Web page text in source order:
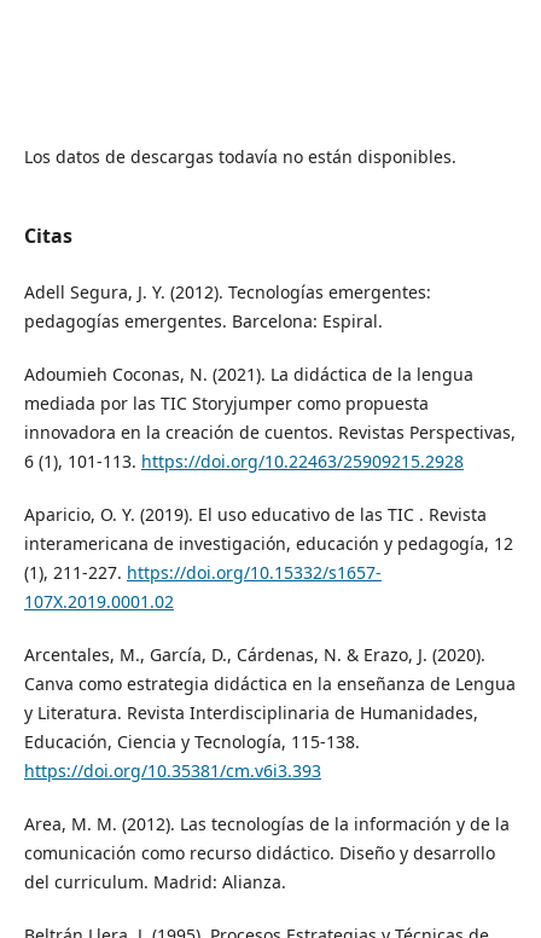
Los datos de descargas todavía no están disponibles.
Citas
Adell Segura, J. Y. (2012). Tecnologías emergentes:
pedagogías emergentes. Barcelona: Espiral.
Adoumieh Coconas, N. (2021). La didáctica de la lengua
mediada por las TIC Storyjumper como propuesta
innovadora en la creación de cuentos. Revistas Perspectivas,
6 (1), 101-113. https://doi.org/10.22463/25909215.2928
Aparicio, O. Y. (2019). El uso educativo de las TIC . Revista
interamericana de investigación, educación y pedagogía, 12
(1), 211-227. https://doi.org/10.15332/s1657-
107X.2019.0001.02
Arcentales, M., García, D., Cárdenas, N. & Erazo, J. (2020).
Canva como estrategia didáctica en la enseñanza de Lengua
y Literatura. Revista Interdisciplinaria de Humanidades,
Educación, Ciencia y Tecnología, 115-138.
https://doi.org/10.35381/cm.v6i3.393
Area, M. M. (2012). Las tecnologías de la información y de la
comunicación como recurso didáctico. Diseño y desarrollo
del curriculum. Madrid: Alianza.